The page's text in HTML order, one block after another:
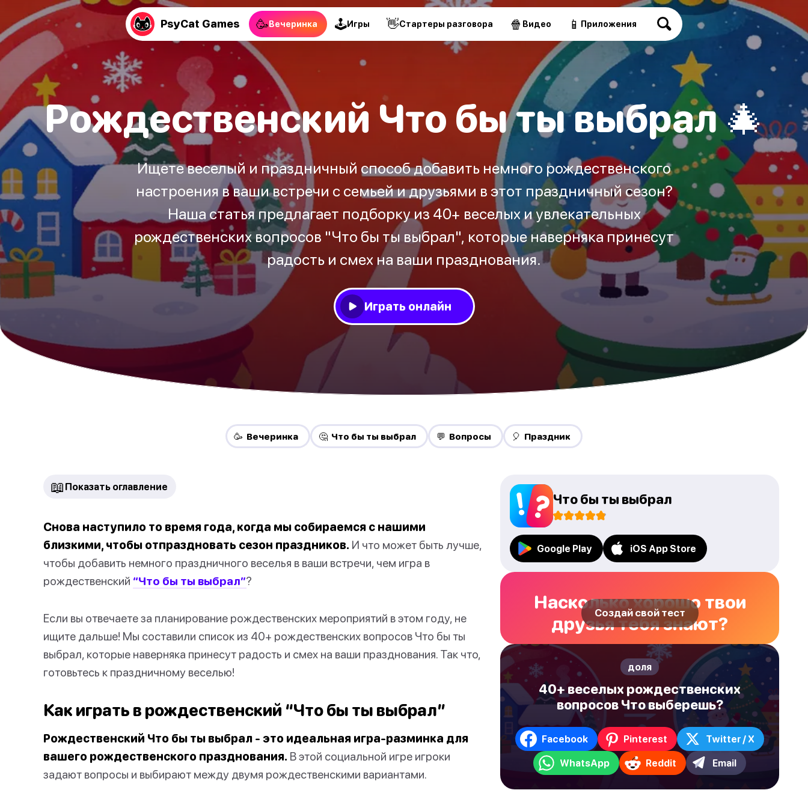
PsyCat Games 🥳Вечеринка 🕹Игры 👋Стартеры разговора 🍿 Видео 📱 Приложения
Рождественский Что бы ты выбрал 🎄
Ищете веселый и праздничный способ добавить немного рождественского
настроения в ваши встречи с семьей и друзьями в этот праздничный сезон?
Наша статья предлагает подборку из 40+ веселых и увлекательных
рождественских вопросов "Что бы ты выбрал", которые наверняка принесут
радость и смех на ваши празднования.
Играть онлайн
🥳 Вечеринка 🤔 Что бы ты выбрал 💬 Вопросы 🎈 Праздник
📖 Показать оглавление
Снова наступило то время года, когда мы собираемся с нашими
близкими, чтобы отпраздновать сезон праздников. И что может быть лучше,
чтобы добавить немного праздничного веселья в ваши встречи, чем игра в
рождественский “Что бы ты выбрал”?
Если вы отвечаете за планирование рождественских мероприятий в этом году, не
ищите дальше! Мы составили список из 40+ рождественских вопросов Что бы ты
выбрал, которые наверняка принесут радость и смех на ваши празднования. Так что,
готовьтесь к праздничному веселью!
Как играть в рождественский “Что бы ты выбрал”
Рождественский Что бы ты выбрал - это идеальная игра-разминка для
вашего рождественского празднования. В этой социальной игре игроки
задают вопросы и выбирают между двумя рождественскими вариантами.
Что бы ты выбрал
Google Play iOS App Store
Насколько хорошо твои
друзья тебя знают?
Создай свой тест
доля
40+ веселых рождественских
вопросов Что выберешь?
Facebook Pinterest Twitter / X
WhatsApp Reddit Email